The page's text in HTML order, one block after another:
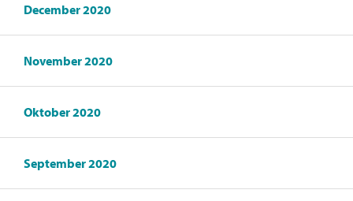
December 2020
November 2020
Oktober 2020
September 2020